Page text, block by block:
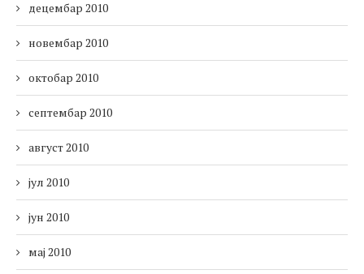
децембар 2010
новембар 2010
октобар 2010
септембар 2010
август 2010
јул 2010
јун 2010
мај 2010